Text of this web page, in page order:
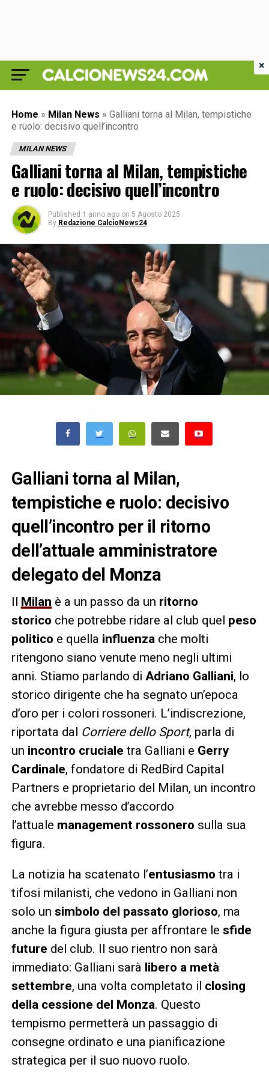
Home » Milan News » Galliani torna al Milan, tempistiche
e ruolo: decisivo quell’incontro
MILAN NEWS
Galliani torna al Milan, tempistiche
e ruolo: decisivo quell’incontro
Published 1 anno ago on 5 Agosto 2025
By Redazione CalcioNews24
Galliani torna al Milan,
tempistiche e ruolo: decisivo
quell’incontro per il ritorno
dell’attuale amministratore
delegato del Monza
Il Milan è a un passo da un ritorno
storico che potrebbe ridare al club quel peso
politico e quella influenza che molti
ritengono siano venute meno negli ultimi
anni. Stiamo parlando di Adriano Galliani, lo
storico dirigente che ha segnato un’epoca
d’oro per i colori rossoneri. L’indiscrezione,
riportata dal Corriere dello Sport, parla di
un incontro cruciale tra Galliani e Gerry
Cardinale, fondatore di RedBird Capital
Partners e proprietario del Milan, un incontro
che avrebbe messo d’accordo
l’attuale management rossonero sulla sua
figura.
La notizia ha scatenato l’entusiasmo tra i
tifosi milanisti, che vedono in Galliani non
solo un simbolo del passato glorioso, ma
anche la figura giusta per affrontare le sfide
future del club. Il suo rientro non sarà
immediato: Galliani sarà libero a metà
settembre, una volta completato il closing
della cessione del Monza. Questo
tempismo permetterà un passaggio di
consegne ordinato e una pianificazione
strategica per il suo nuovo ruolo.
×